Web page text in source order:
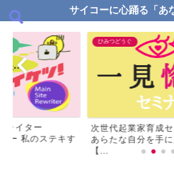
サイコーに心踊る「あ
ライター
ー 私のステキす
ひみつどうぐ
次世代起業家育成セ
あらたな自分を手に
【...